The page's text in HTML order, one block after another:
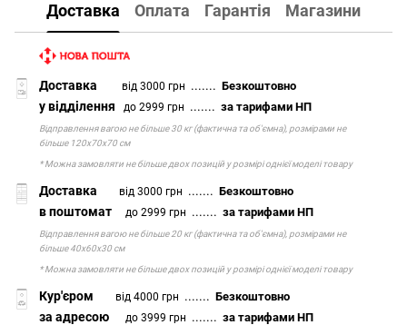
Доставка Оплата Гарантія Магазини
Доставка від 3000 грн .......Безкоштовно
у відділення до 2999 грн .......за тарифами НП
Відправлення вагою не більше 30 кг (фактична та об'ємна), розмірами не
більше 120х70х70 см
* Можна замовляти не більше двох позицій у розмірі однієї моделі товару
Доставка від 3000 грн .......Безкоштовно
в поштомат до 2999 грн .......за тарифами НП
Відправлення вагою не більше 20 кг (фактична та об'ємна), розмірами не
більше 40х60х30 см
* Можна замовляти не більше двох позицій у розмірі однієї моделі товару
Кур'єром від 4000 грн .......Безкоштовно
за адресою до 3999 грн .......за тарифами НП